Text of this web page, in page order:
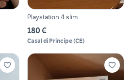
Playstation 4 slim
180 €
Casal di Principe(CE)